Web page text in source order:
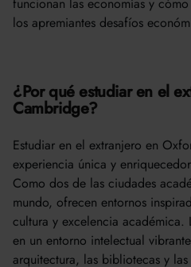
funcionan las economías y
los apremiantes desafíos
¿Por qué estudiar en el
Cambridge?
Estudiar en el extranjero en
experiencia única y
Como dos de las ciudades
mundo, ofrecen entornos
cultura y excelencia académica.
en un entorno intelectual
arquitectura, las bibliotecas y